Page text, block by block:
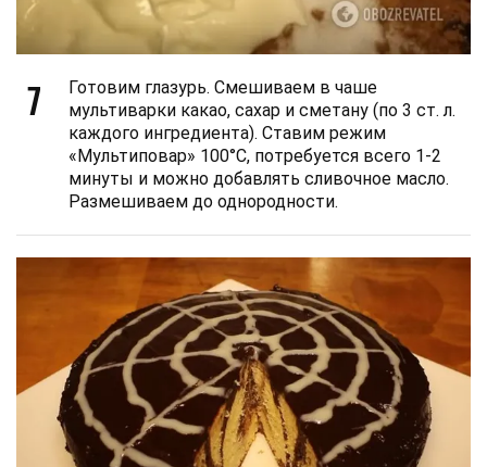
7
Готовим глазурь. Смешиваем в чаше
мультиварки какао, сахар и сметану (по 3 ст. л.
каждого ингредиента). Ставим режим
«Мультиповар» 100°С, потребуется всего 1-2
минуты и можно добавлять сливочное масло.
Размешиваем до однородности.